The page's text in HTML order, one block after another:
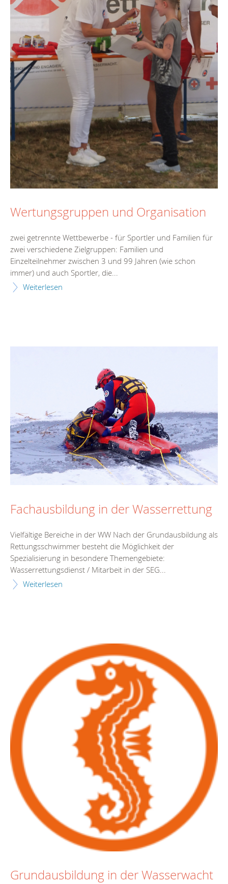
Wertungsgruppen und Organisation
zwei getrennte Wettbewerbe - für Sportler und Familien für
zwei verschiedene Zielgruppen: Familien und
Einzelteilnehmer zwischen 3 und 99 Jahren (wie schon
immer) und auch Sportler, die...
Weiterlesen
Fachausbildung in der Wasserrettung
Vielfältige Bereiche in der WW Nach der Grundausbildung als
Rettungsschwimmer besteht die Möglichkeit der
Spezialisierung in besondere Themengebiete:
Wasserrettungsdienst / Mitarbeit in der SEG...
Weiterlesen
Grundausbildung in der Wasserwacht